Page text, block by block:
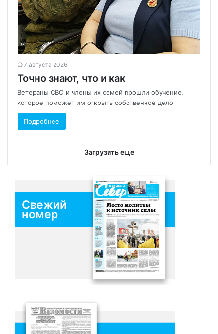
7 августа 2026
Точно знают, что и как
Ветераны СВО и члены их семей прошли обучение,
которое поможет им открыть собственное дело
Подробнее
Загрузить еще
Свежий
номер